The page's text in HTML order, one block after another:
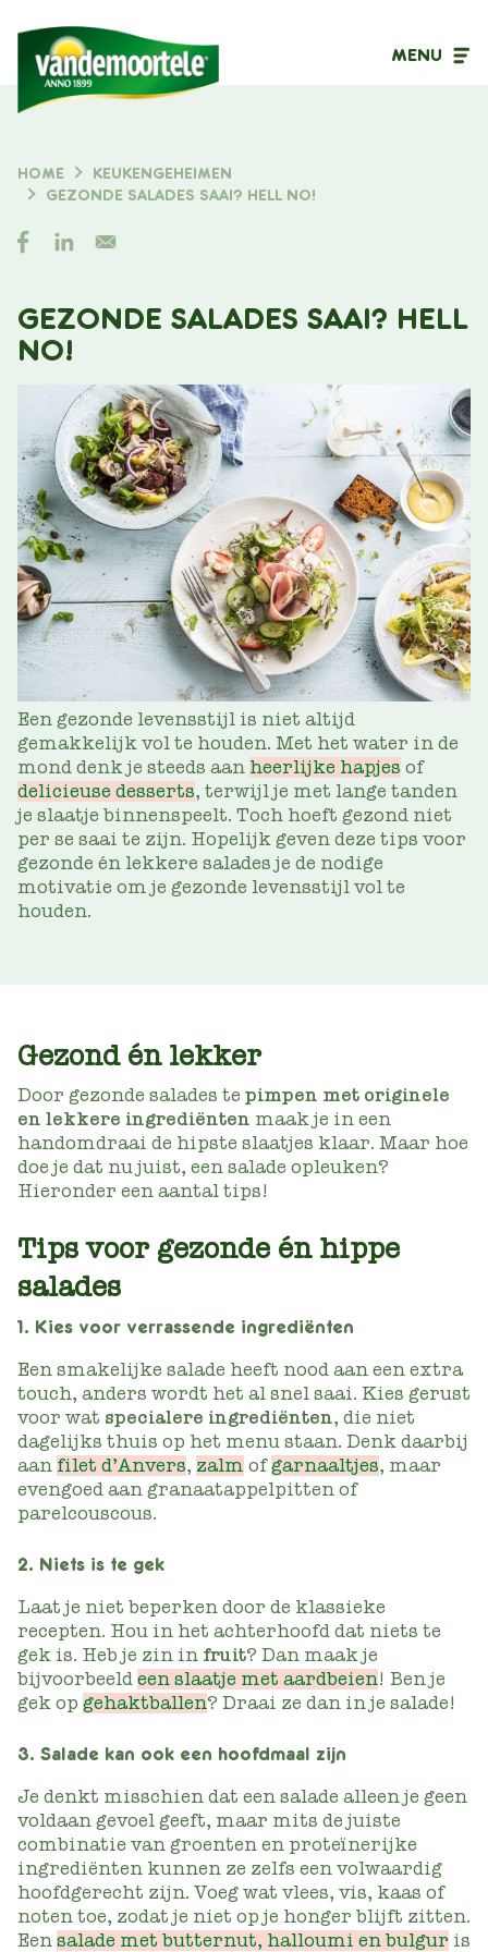
MENU
Inhoudstype
Filter op
KRUIMELPAD
HOME
KEUKENGEHEIMEN
GEZONDE SALADES SAAI? HELL NO!
GEZONDE SALADES SAAI? HELL
NO!
Een gezonde levensstijl is niet altijd
gemakkelijk vol te houden. Met het water in de
mond denk je steeds aan heerlijke hapjes of
delicieuse desserts, terwijl je met lange tanden
je slaatje binnenspeelt. Toch hoeft gezond niet
per se saai te zijn. Hopelijk geven deze tips voor
gezonde én lekkere salades je de nodige
motivatie om je gezonde levensstijl vol te
houden.
Gezond én lekker
Door gezonde salades te pimpen met originele
en lekkere ingrediënten maak je in een
handomdraai de hipste slaatjes klaar. Maar hoe
doe je dat nu juist, een salade opleuken?
Hieronder een aantal tips!
Tips voor gezonde én hippe
salades
1. Kies voor verrassende ingrediënten
Een smakelijke salade heeft nood aan een extra
touch, anders wordt het al snel saai. Kies gerust
voor wat specialere ingrediënten, die niet
dagelijks thuis op het menu staan. Denk daarbij
aan filet d’Anvers, zalm ofgarnaaltjes, maar
evengoed aan granaatappelpitten of
parelcouscous.
2. Niets is te gek
Laat je niet beperken door de klassieke
recepten. Hou in het achterhoofd dat niets te
gek is. Heb je zin in fruit? Dan maak je
bijvoorbeeld een slaatje met aardbeien! Ben je
gek op gehaktballen? Draai ze dan in je salade!
3. Salade kan ook een hoofdmaal zijn
Je denkt misschien dat een salade alleen je geen
voldaan gevoel geeft, maar mits de juiste
combinatie van groenten en proteïnerijke
ingrediënten kunnen ze zelfs een volwaardig
hoofdgerecht zijn. Voeg wat vlees, vis, kaas of
noten toe, zodat je niet op je honger blijft zitten.
Een salade met butternut, halloumi en bulgur is